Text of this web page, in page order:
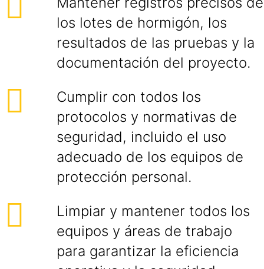
los lotes de hormigón, los
resultados de las pruebas y la
documentación del proyecto.
Cumplir con todos los
protocolos y normativas de
seguridad, incluido el uso
adecuado de los equipos de
protección personal.
Limpiar y mantener todos los
equipos y áreas de trabajo
para garantizar la eficiencia